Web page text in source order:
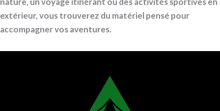
extérieur, vous trouverez du matériel pensé pour
accompagner vos aventures.